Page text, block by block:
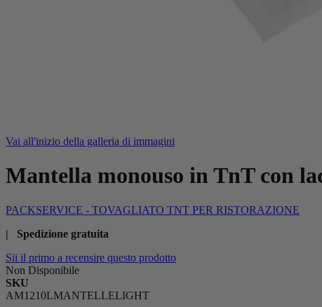
Vai all'inizio della galleria di immagini
Mantella monouso in TnT con
PACKSERVICE - TOVAGLIATO TNT PER RISTORAZIONE
| Spedizione gratuita
Sii il primo a recensire questo prodotto
Non Disponibile
SKU
AM1210LMANTELLELIGHT